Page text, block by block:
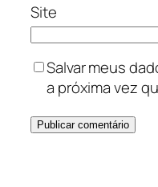
Site
Salvar meus
a próxima vez